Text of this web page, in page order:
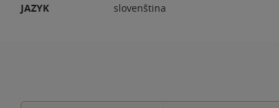
JAZYK
slovenština